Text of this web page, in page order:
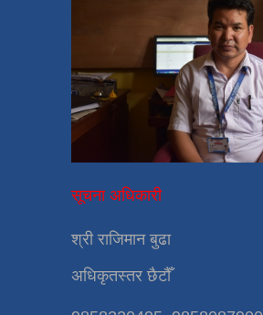
सूचना अधिकारी
श्री राजिमान बुढा
अधिकृतस्तर छैटौँ